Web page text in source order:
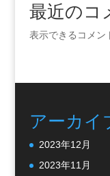
最近のコ
表示できるコメン
アーカイ
2023年12月
2023年11月